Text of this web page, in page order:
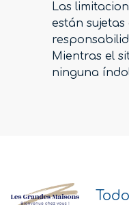
Las
están
Mientras el
ninguna